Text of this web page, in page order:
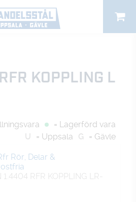
KOPPLING L
= Lagerförd vara
U
= Uppsala G = Gävle
Rör, Delar &
1.4404 RFR KOPPLING LR-